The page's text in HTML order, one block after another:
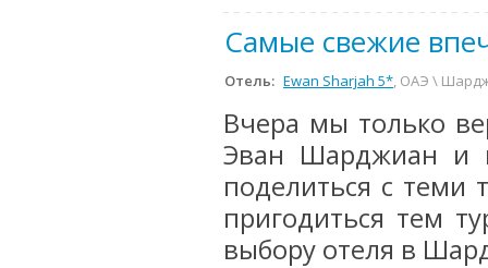
Самые свежие
Отель: Ewan Sharjah 5*, ОАЭ \
Вчера мы только
Эван Шарджиан и
поделиться с теми
пригодиться тем
выбору отеля в